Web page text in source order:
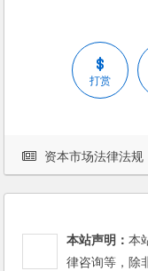
打赏
资本市场法律法规
本站声明：本
律咨询等，除